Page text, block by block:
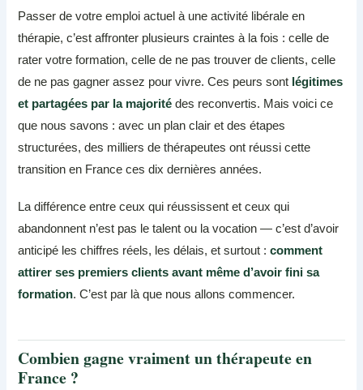
Passer de votre emploi actuel à une activité libérale en
thérapie, c’est affronter plusieurs craintes à la fois : celle de
rater votre formation, celle de ne pas trouver de clients, celle
de ne pas gagner assez pour vivre. Ces peurs sont légitimes
et partagées par la majorité des reconvertis. Mais voici ce
que nous savons : avec un plan clair et des étapes
structurées, des milliers de thérapeutes ont réussi cette
transition en France ces dix dernières années.
La différence entre ceux qui réussissent et ceux qui
abandonnent n’est pas le talent ou la vocation — c’est d’avoir
anticipé les chiffres réels, les délais, et surtout :comment
attirer ses premiers clients avant même d’avoir fini sa
formation. C’est par là que nous allons commencer.
Combien gagne vraiment un thérapeute en
France ?